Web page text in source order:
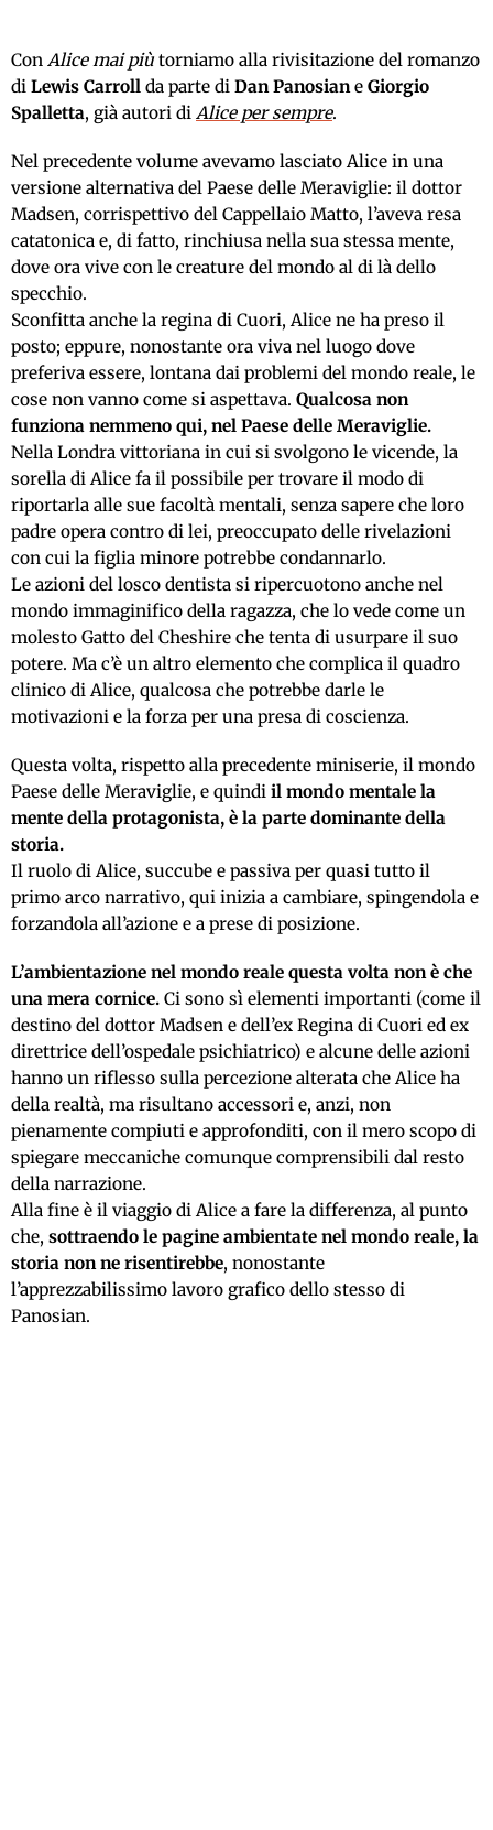
Con Alice mai piùtorniamo alla rivisitazione del romanzo
di Lewis Carroll da parte di Dan Panosiane Giorgio
Spalletta, già autori di Alice per sempre.
Nel precedente volume avevamo lasciato Alice in una
versione alternativa del Paese delle Meraviglie: il dottor
Madsen, corrispettivo del Cappellaio Matto, l’aveva resa
catatonica e, di fatto, rinchiusa nella sua stessa mente,
dove ora vive con le creature del mondo al di là dello
specchio.
Sconfitta anche la regina di Cuori, Alice ne ha preso il
posto; eppure, nonostante ora viva nel luogo dove
preferiva essere, lontana dai problemi del mondo reale, le
cose non vanno come si aspettava. Qualcosa non
funziona nemmeno qui, nel Paese delle Meraviglie.
Nella Londra vittoriana in cui si svolgono le vicende, la
sorella di Alice fa il possibile per trovare il modo di
riportarla alle sue facoltà mentali, senza sapere che loro
padre opera contro di lei, preoccupato delle rivelazioni
con cui la figlia minore potrebbe condannarlo.
Le azioni del losco dentista si ripercuotono anche nel
mondo immaginifico della ragazza, che lo vede come un
molesto Gatto del Cheshire che tenta di usurpare il suo
potere. Ma c’è un altro elemento che complica il quadro
clinico di Alice, qualcosa che potrebbe darle le
motivazioni e la forza per una presa di coscienza.
Questa volta, rispetto alla precedente miniserie, il mondo
Paese delle Meraviglie, e quindi il mondo mentale la
mente della protagonista, è la parte dominante della
storia.
Il ruolo di Alice, succube e passiva per quasi tutto il
primo arco narrativo, qui inizia a cambiare, spingendola e
forzandola all’azione e a prese di posizione.
L’ambientazione nel mondo reale questa volta non è che
una mera cornice. Ci sono sì elementi importanti (come il
destino del dottor Madsen e dell’ex Regina di Cuori ed ex
direttrice dell’ospedale psichiatrico) e alcune delle azioni
hanno un riflesso sulla percezione alterata che Alice ha
della realtà, ma risultano accessori e, anzi, non
pienamente compiuti e approfonditi, con il mero scopo di
spiegare meccaniche comunque comprensibili dal resto
della narrazione.
Alla fine è il viaggio di Alice a fare la differenza, al punto
che, sottraendo le pagine ambientate nel mondo reale, la
storia non ne risentirebbe, nonostante
l’apprezzabilissimo lavoro grafico dello stesso di
Panosian.